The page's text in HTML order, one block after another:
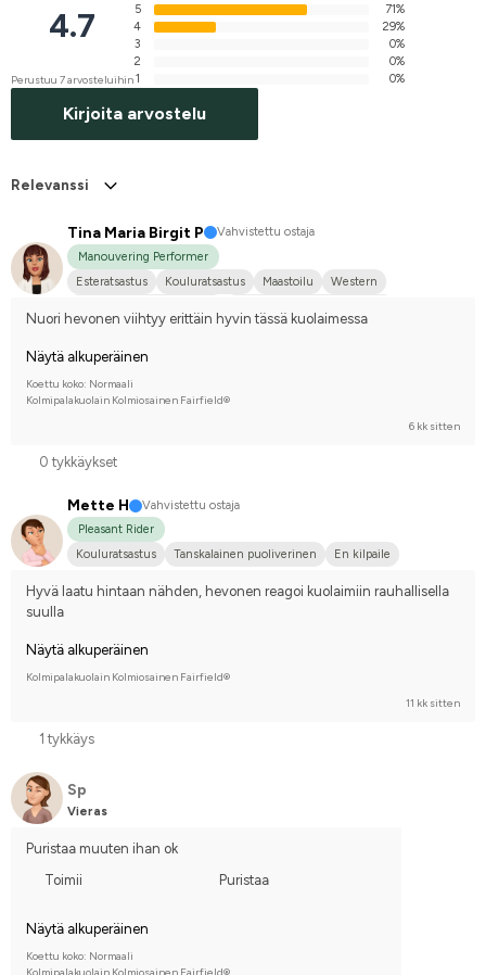
4.7
Perustuu 7 arvosteluihin
5
71%
4
29%
3
0%
2
0%
1
0%
Kirjoita arvostelu
Relevanssi
Tina Maria Birgit P
Vahvistettu ostaja
Manouvering Performer
Esteratsastus
Kouluratsastus Maastoilu
Western
Kilpailen harrastetasolla
Nuori hevonen viihtyy erittäin hyvin tässä kuolaimessa
Näytä alkuperäinen
Koettu koko: Normaali
Kolmipalakuolain Kolmiosainen Fairfield®
6 kk sitten
0 tykkäykset
Mette H
Vahvistettu ostaja
Pleasant Rider
Kouluratsastus
Tanskalainen puoliverinen En kilpaile
Hyvä laatu hintaan nähden, hevonen reagoi kuolaimiin rauhallisella
suulla
Näytä alkuperäinen
Kolmipalakuolain Kolmiosainen Fairfield®
11 kk sitten
1 tykkäys
Sp
Vieras
Puristaa muuten ihan ok
Toimii
Puristaa
Näytä alkuperäinen
Koettu koko: Normaali